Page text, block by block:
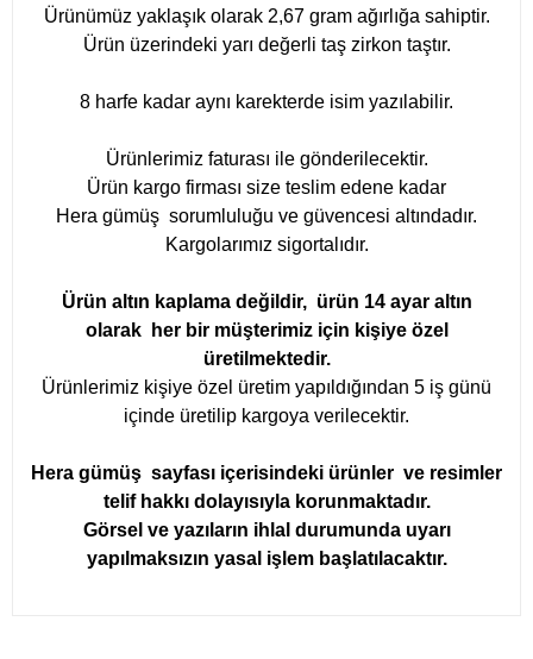
Ürünümüz yaklaşık olarak 2,67 gram ağırlığa sahiptir.
Ürün üzerindeki yarı değerli taş zirkon taştır.
8 harfe kadar aynı karekterde isim yazılabilir.
Ürünlerimiz faturası ile gönderilecektir.
Ürün kargo firması size teslim edene kadar
Hera gümüş sorumluluğu ve güvencesi altındadır.
Kargolarımız sigortalıdır.
Ürün altın kaplama değildir, ürün 14 ayar altın
olarak her bir müşterimiz için kişiye özel
üretilmektedir.
Ürünlerimiz kişiye özel üretim yapıldığından 5 iş günü
içinde üretilip kargoya verilecektir.
Hera gümüş sayfası içerisindeki ürünler ve resimler
telif hakkı dolayısıyla korunmaktadır.
Görsel ve yazıların ihlal durumunda uyarı
yapılmaksızın yasal işlem başlatılacaktır.